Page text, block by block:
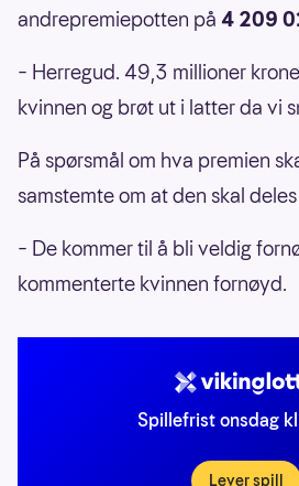
andrepremiepotten på 4 209
– Herregud. 49,3 millioner
kvinnen og brøt ut i latter da vi
På spørsmål om hva premien
samstemte om at den skal
– De kommer til å bli veldig
kommenterte kvinnen fornøyd.
Spillefrist onsdag
Lever spill